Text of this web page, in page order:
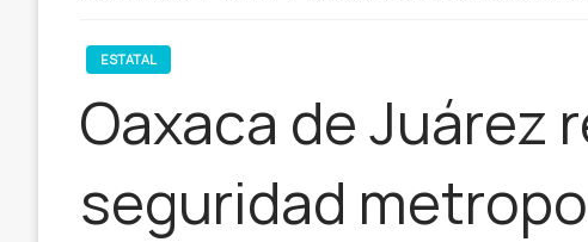
ESTATAL
Oaxaca de Juárez
seguridad